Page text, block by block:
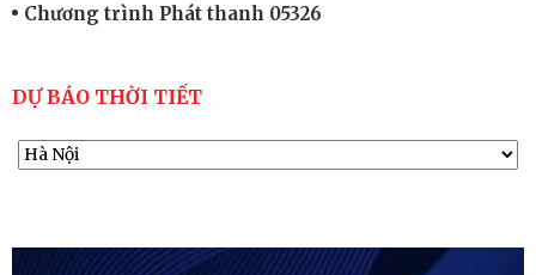
Chương trình Phát thanh 05326
DỰ BÁO THỜI TIẾT